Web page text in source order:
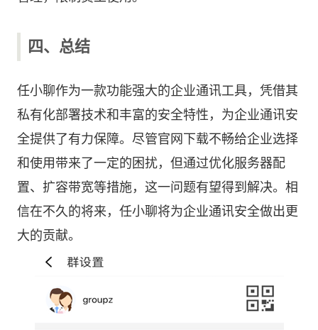
四、总结
任小聊作为一款功能强大的企业通讯工具，凭借其
私有化部署技术和丰富的安全特性，为企业通讯安
全提供了有力保障。尽管官网下载不畅给企业选择
和使用带来了一定的困扰，但通过优化服务器配
置、扩容带宽等措施，这一问题有望得到解决。相
信在不久的将来，任小聊将为企业通讯安全做出更
大的贡献。